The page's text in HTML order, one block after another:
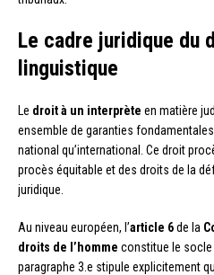
Le cadre juridique du
linguistique
Le droit à un interprète en matière
ensemble de garanties
national qu’international. Ce droit
procès équitable et des droits de la
juridique.
Au niveau européen, l’article 6de la
droits de l’homme constitue le
paragraphe 3.e stipule explicitement